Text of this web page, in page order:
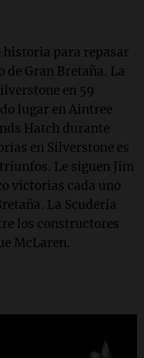
historia para repasar
de Gran Bretaña. La
en 59
lugar en Aintree
Hatch durante
en Silverstone es
Le siguen Jim
victorias cada uno
La Scuderia
los constructores
McLaren.